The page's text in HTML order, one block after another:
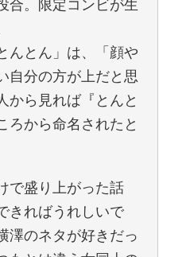
んとん」は、「顔や
自分の方が上だと思
から見れば『とんと
ろから命名されたと
で盛り上がった話
きればうれしいで
澤のネタが好きだっ